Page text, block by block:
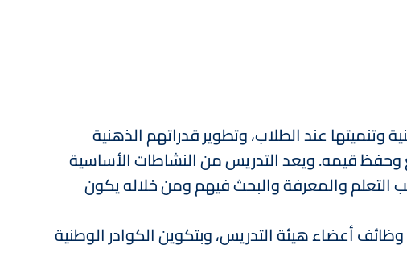
عند الطلاب، وتطوير قدراتهم الذهنية
وحفظ قيمه. ويعد التدريس من النشاطات الأساسية
التعلم والمعرفة والبحث فيهم ومن خلاله يكون
أعضاء هيئة التدريس، وبتكوين الكوادر الوطنية